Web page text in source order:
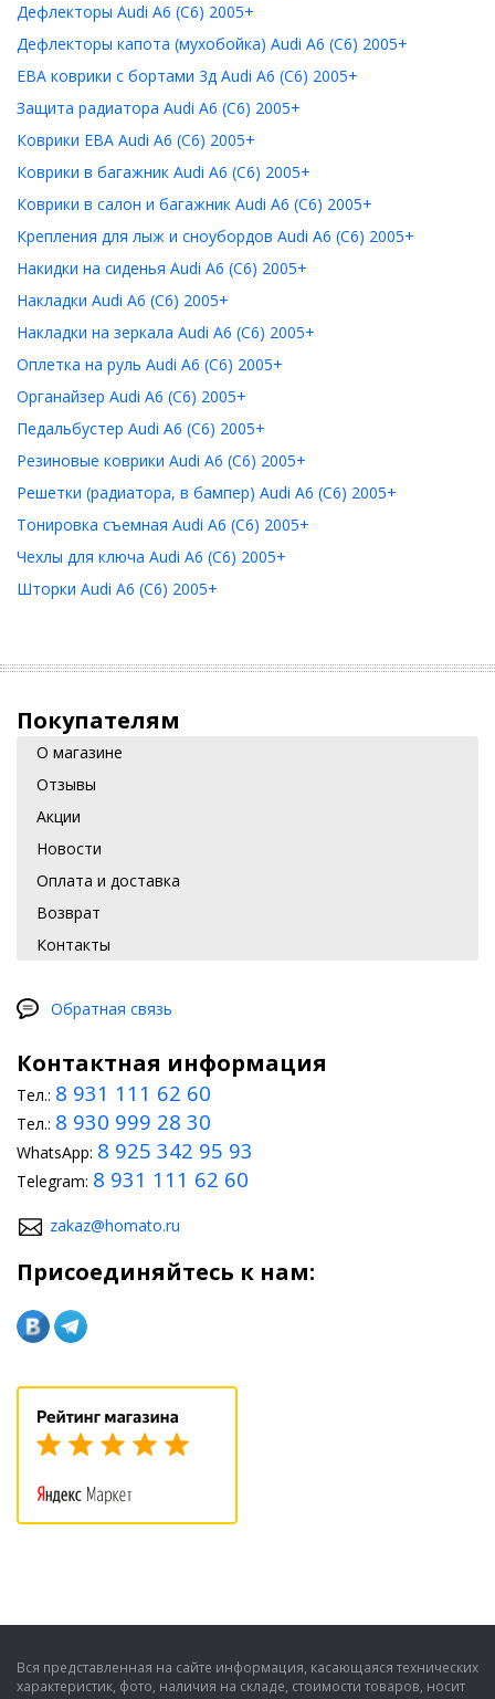
Дефлекторы Audi A6 (C6) 2005+
Дефлекторы капота (мухобойка) Audi A6 (C6) 2005+
ЕВА коврики с бортами 3д Audi A6 (C6) 2005+
Защита радиатора Audi A6 (C6) 2005+
Коврики ЕВА Audi A6 (C6) 2005+
Коврики в багажник Audi A6 (C6) 2005+
Коврики в салон и багажник Audi A6 (C6) 2005+
Крепления для лыж и сноубордов Audi A6 (C6) 2005+
Накидки на сиденья Audi A6 (C6) 2005+
Накладки Audi A6 (C6) 2005+
Накладки на зеркала Audi A6 (C6) 2005+
Оплетка на руль Audi A6 (C6) 2005+
Органайзер Audi A6 (C6) 2005+
Педальбустер Audi A6 (C6) 2005+
Резиновые коврики Audi A6 (C6) 2005+
Решетки (радиатора, в бампер) Audi A6 (C6) 2005+
Тонировка съемная Audi A6 (C6) 2005+
Чехлы для ключа Audi A6 (C6) 2005+
Шторки Audi A6 (C6) 2005+
Покупателям
О магазине
Отзывы
Акции
Новости
Оплата и доставка
Возврат
Контакты
Обратная связь
Контактная информация
Тел.: 8 931 111 62 60
Тел.: 8 930 999 28 30
WhatsApp: 8 925 342 95 93
Telegram: 8 931 111 62 60
zakaz@homato.ru
Присоединяйтесь к нам:
Вся представленная на сайте информация, касающаяся технических
характеристик, фото, наличия на складе, стоимости товаров, носит